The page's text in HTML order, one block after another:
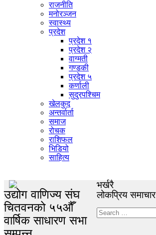
राजनीति
मनोरञ्जन
स्वास्थ्य
प्रदेश
प्रदेश १
प्रदेश २
वाग्मती
गण्डकी
प्रदेश ५
कर्णाली
सुदुरपश्चिम
खेलकुद
अन्तर्वार्ता
समाज
रोचक
राशिफल
भिडियो
साहित्य
भर्खरै
लोकप्रिय समाचार
उद्योग वाणिज्य संघ
चितवनको ५५औँ
वार्षिक साधारण सभा